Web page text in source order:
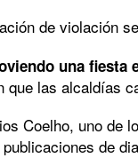
de violación
una
las alcaldías
Coelho, uno
de